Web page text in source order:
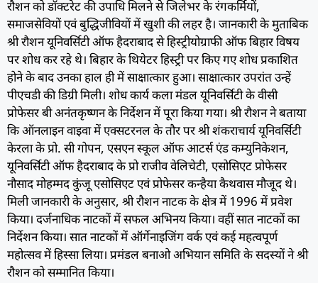
रौशन को डाॅक्टरेट की उपाधि मिलने से जिलेभर के रंगकर्मियों,
समाजसेवियों एवं बुद्धिजीवियों में खुशी की लहर है। जानकारी के मुताबिक
श्री रौशन यूनिवर्सिटी ऑफ हैदराबाद से हिस्ट्रीयोग्राफी ऑफ बिहार विषय
पर शोध कर रहे थे। बिहार के थियेटर हिस्ट्री पर किए गए शोध प्रकाशित
होने के बाद उनका हाल ही में साक्षात्कार हुआ। साक्षात्कार उपरांत उन्हें
पीएचडी की डिग्री मिली। शोध कार्य कला मंडल यूनिवर्सिटी के वीसी
प्रोफेसर बी अनंतकृष्णन के निर्देशन में पूरा किया गया। श्री रौशन ने बताया
कि ऑनलाइन वाइवा में एक्सटरनल के तौर पर श्री शंकराचार्य यूनिवर्सिटी
केरला के प्रो. सी गोपन, एसएन स्कूल ऑफ आटर्स एंड कम्युनिकेशन,
यूनिवर्सिटी ऑफ हैदराबाद के प्रो राजीव वेलिचेटी, एसोसिएट प्रोफेसर
नौसाद मोहम्मद कुंजू एसोसिएट एवं प्रोफेसर कन्हैया कैथवास मौजूद थे।
मिली जानकारी के अनुसार, श्री रौशन नाटक के क्षेत्र में 1996 में प्रवेश
किया। दर्जनाधिक नाटकों में सफल अभिनय किया। वहीं सात नाटकों का
निर्देशन किया। सात नाटकों में ऑर्गेनाइजिंग वर्क एवं कई महत्वपूर्ण
महोत्सव में हिस्सा लिया। प्रमंडल बनाओ अभियान समिति के सदस्यों ने श्री
रौशन को सम्मानित किया।